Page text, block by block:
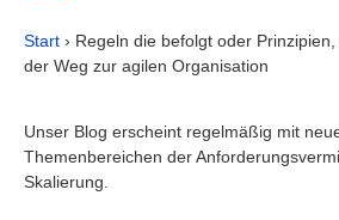
Start › Regeln die befolgt oder
der Weg zur agilen Organisation
Unser Blog erscheint regelmäßig mit
Themenbereichen der
Skalierung.